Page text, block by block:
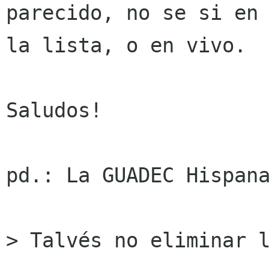
parecido, no se si en
la lista, o en vivo.
Saludos!
pd.: La GUADEC
> Talvés no